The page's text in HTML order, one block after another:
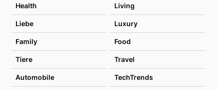
Health Living
Liebe Luxury
Family Food
Tiere Travel
Automobile TechTrends